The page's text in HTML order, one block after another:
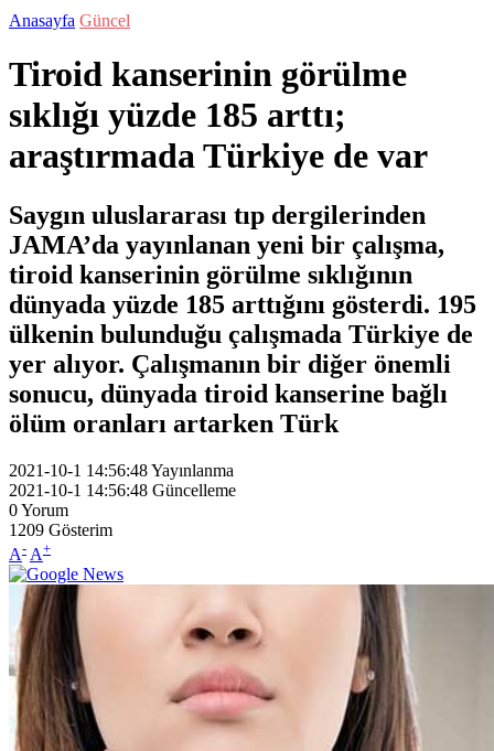
Anasayfa Güncel
Tiroid kanserinin görülme
sıklığı yüzde 185 arttı;
araştırmada Türkiye de var
Saygın uluslararası tıp dergilerinden
JAMA’da yayınlanan yeni bir çalışma,
tiroid kanserinin görülme sıklığının
dünyada yüzde 185 arttığını gösterdi. 195
ülkenin bulunduğu çalışmada Türkiye de
yer alıyor. Çalışmanın bir diğer önemli
sonucu, dünyada tiroid kanserine bağlı
ölüm oranları artarken Türk
2021-10-1 14:56:48Yayınlanma
2021-10-1 14:56:48 Güncelleme
0Yorum
1209 Gösterim
A- A+